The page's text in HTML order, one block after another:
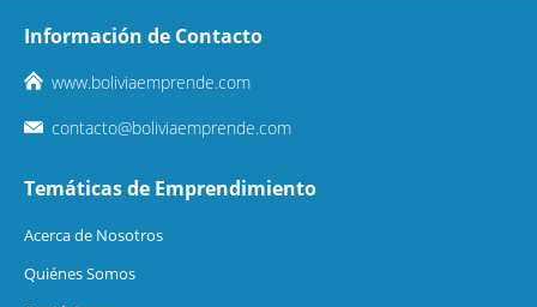
Información de Contacto
www.boliviaemprende.com
contacto@boliviaemprende.com
Temáticas de Emprendimiento
Acerca de Nosotros
Quiénes Somos